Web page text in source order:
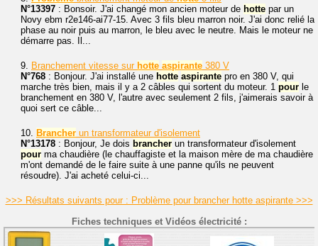
N°13397 : Bonsoir. J'ai changé mon ancien moteur de hotte par un
Novy ebm r2e146-ai77-15. Avec 3 fils bleu marron noir. J'ai donc relié la
phase au noir puis au marron, le bleu avec le neutre. Mais le moteur ne
démarre pas. Il...
9. Branchement vitesse sur hotte aspirante 380 V
N°768 : Bonjour. J'ai installé une hotte aspirante pro en 380 V, qui
marche très bien, mais il y a 2 câbles qui sortent du moteur. 1 pour le
branchement en 380 V, l'autre avec seulement 2 fils, j'aimerais savoir à
quoi sert ce câble...
10. Brancher un transformateur d'isolement
N°13178 : Bonjour, Je dois brancher un transformateur d'isolement
pour ma chaudière (le chauffagiste et la maison mère de ma chaudière
m'ont demandé de le faire suite à une panne qu'ils ne peuvent
résoudre). J'ai acheté celui-ci...
>>> Résultats suivants pour : Problème pour brancher hotte aspirante >>>
Fiches techniques et Vidéos électricité :